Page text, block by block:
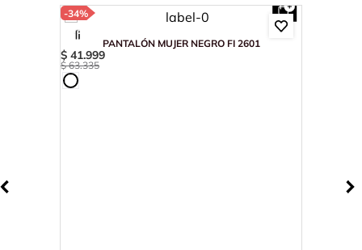
-34%
PANTALÓN MUJER NEGRO FI 2601
$ 41.999
$ 63.335